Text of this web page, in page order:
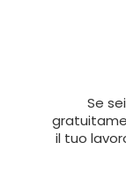
Se
il tuo